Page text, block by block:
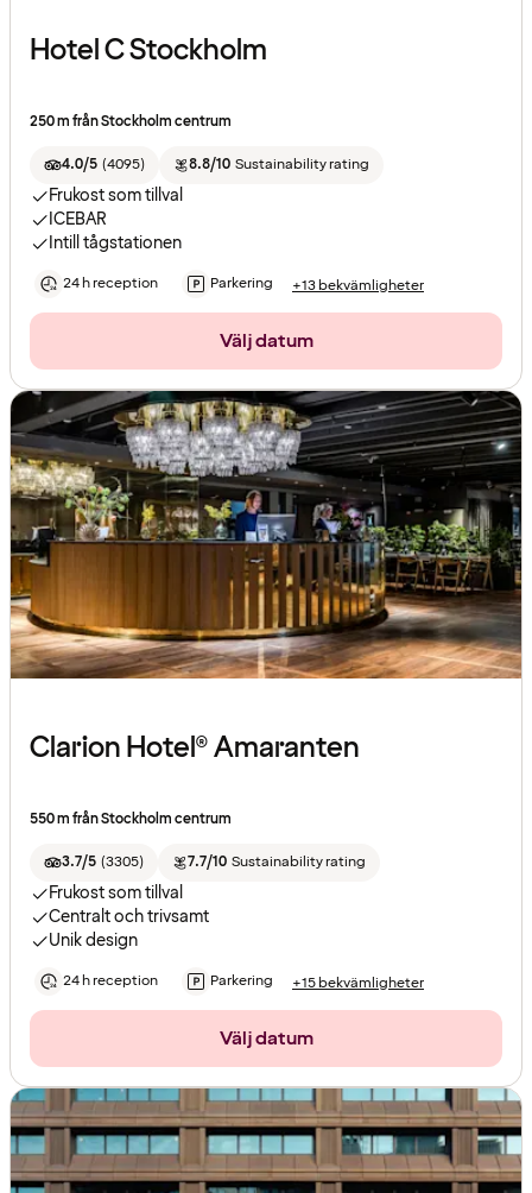
Hotel C Stockholm
250 m från Stockholm centrum
4.0/5 (4095) 8.8/10 Sustainability rating
Frukost som tillval
ICEBAR
Intill tågstationen
24 h reception Parkering +13 bekvämligheter
Välj datum
Clarion Hotel® Amaranten
550 m från Stockholm centrum
3.7/5 (3305) 7.7/10 Sustainability rating
Frukost som tillval
Centralt och trivsamt
Unik design
24 h reception Parkering +15 bekvämligheter
Välj datum